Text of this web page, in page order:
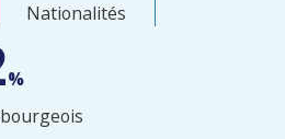
Nationalités
%